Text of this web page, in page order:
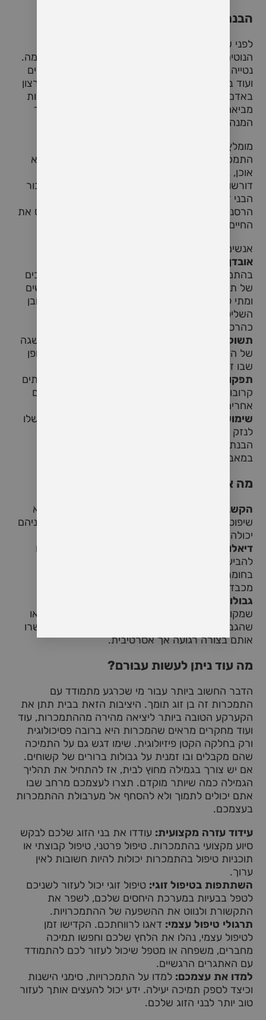
הבנת הנטייה להתמכרות
לפני שנעמיק באסטרטגיות להתמודדות עם בני זוג
הנוטים להתמכרות, חיוני להבין את מהות הנטייה עצמה.
נטייה להתמכרות בין אם היא לסמים, אלכוהול הימורים
ועוד בדרך כלל נובעת מקושי שהיה בילדות ומוביל לרצון
באדם גם כבגיר לרצות לברוח מהמציאות. ההתמכרות
מביאה משך זמן קצר של היי ואחריו מגיעה נפילה עד
המנה הבאה של החומר או הדופמין.
מומלץ בעיני להפריד בין התמכרויות ״רכות״ לבין
התמכרויות הרסניות. בהתמכרויות הרכות ניתן למצוא
אוכן, גראס, פורנו, סיגריות ועוד. התמכרויות אלו גם
דורשות התערבות אם הן מפריעות לחיים מיטביים עבור
הבני זוג שלכם אבל הגישה היא שונה מהתמכרות
הרסנית כמו סמים קשים, הימורים וכו שיכולים להרוס את
החיים של שניכם תוך כמה חודשים.
אנשים שנוטים להתמכר מראים גם סימנים של:
אובדן שליטה:
בהתמכרות עצמם. הרבה פעמים הם עוברים בין מצבים
של תחושת שליטה שהם שולטים בכמה הם משתמשים
ומתי לבין אובן שליטה עקב דאון או תסמיני גמילה. אובן
השליטה יכול להוביל להנבגויות שגם הם תופסים
כהרסניות.
תשוקות והתעסקות:
תשוקות עזות והתעסקות בהשגה
של המנה הבאה, המשקה הבא או ההימור הבא. באופן
שבו זה מנקר בחלק האחורי של הראש
תפקוד חברתי ותעסוקתי:
התמכרויות מובילות לעיתים
קרובות לבעיות ביחסים אישיים, בעבודה ובתחומי חיים
אחרים. מה שגורם לעוד ועוד בידוד חברתי.
שימוש מסוכן:
המשך שימוש בחומר למרות הקשר שלו
לנזק פיזי או פסיכולוגי.
הבנת ההיבטים הללו היא הצעד הראשון בטיפול
במאבקים של בן הזוג.
מה אתם יכולים לעשות כבני זוג?
הקשבה אמפתית:
הקשיבו באופן פעיל לבן הזוג ללא
שיפוט. הבנת החוויות שלהם והאתגרים העומדים בפניהם
יכולה ליצור בסיס של אמון.
דיאלוג פתוח:
צרו מרחב בטוח עבור בני הזוג שלכם
להביע את מחשבותיהם ורגשותיהם בנוגע לשימוש
בחומרים. עודדו אותם לשתף בגלוי, בידיעה שאתם
מכבדים את הרגשות שלהם.
גבולות בריאים:
שמקובל ומה לא מקובל במערכת היחסים שלכם. ודאו
שהגבולות שלכם נותנים עדיפות לרווחה שלכם ותקשרו
אותם בצורה רגועה אך אסרטיבית.
מה עוד ניתן לעשות עבורם?
הדבר החשוב ביותר עבור מי שכרגע מתמודד עם
התמכרות זה בן זוג תומך. היציבות הזאת בבית תתן את
הקערקע הטובה ביותר ליציאה מהירה מההתמכרות, עוד
ועוד מחקרים מראים שהמכרות היא ברובה פסיכולוגית
ורק בחלקה הקטן פיזיולוגית. שימו דגש גם על התמיכה
שהם מקבלים ובו זמנית על גבולות ברורים של קשוחים.
אם יש צורך בגמילה מחוץ לבית, אז להתחיל את תהליך
הגמילה כמה שיותר מוקדם. תצרו לעצמכם מרחב שבו
אתם יכולים לתמוך ולא להסחף אל מערבולת ההתמכרות
בעצמכם.
עידוד עזרה מקצועית: עודדו את בני הזוג שלכם לבקש
סיוע מקצועי בהתמכרות. טיפול פרטני, טיפול קבוצתי או
תוכניות טיפול בהתמכרות יכולות להיות חשובות לאין
ערוך.
השתתפות בטיפול זוגי: טיפול זוגי יכול לעזור לשניכם
לטפל בבעיות במערכת היחסים שלכם, לשפר את
התקשורת ולנווט את ההשפעה של ההתמכרויות.
תרגולי טיפול עצמי: דאגו לרווחתכם. הקדישו זמן
לטיפול עצמי, נהלו את הלחץ שלכם וחפשו תמיכה
מחברים, משפחה או מטפל שיכול לעזור לכם להתמודד
עם האתגרים הרגשיים.
למדו את עצמכם: למדו על התמכרויות, סימני הישנות
וכיצד לספק תמיכה יעילה. ידע יכול להעצים אותך לעזור
טוב יותר לבני הזוג שלכם.